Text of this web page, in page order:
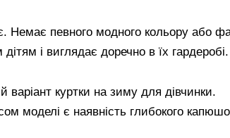
Немає певного модного кольору або
і виглядає доречно в їх гардеробі.
варіант куртки на зиму для дівчинки.
моделі є наявність глибокого